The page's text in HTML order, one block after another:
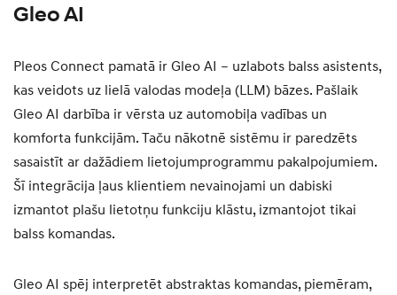
Gleo AI
Pleos Connect pamatā ir Gleo AI – uzlabots balss asistents,
kas veidots uz lielā valodas modeļa (LLM) bāzes. Pašlaik
Gleo AI darbība ir vērsta uz automobiļa vadības un
komforta funkcijām. Taču nākotnē sistēmu ir paredzēts
sasaistīt ar dažādiem lietojumprogrammu pakalpojumiem.
Šī integrācija ļaus klientiem nevainojami un dabiski
izmantot plašu lietotņu funkciju klāstu, izmantojot tikai
balss komandas.
Gleo AI spēj interpretēt abstraktas komandas, piemēram,